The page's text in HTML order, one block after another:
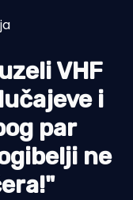
VHF
i
par
ne